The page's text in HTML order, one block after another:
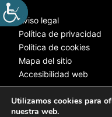
Aviso legal
Política de privacidad
Política de cookies
Mapa del sitio
Accesibilidad web
Utilizamos cookies para
nuestra web.